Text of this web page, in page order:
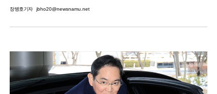
장병호기자 jbho20@newsnamu.net